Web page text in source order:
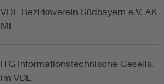
VDE Bezirksverein Südbayern e.V. AK
ML
ITG Informationstechnische Gesells.
im VDE